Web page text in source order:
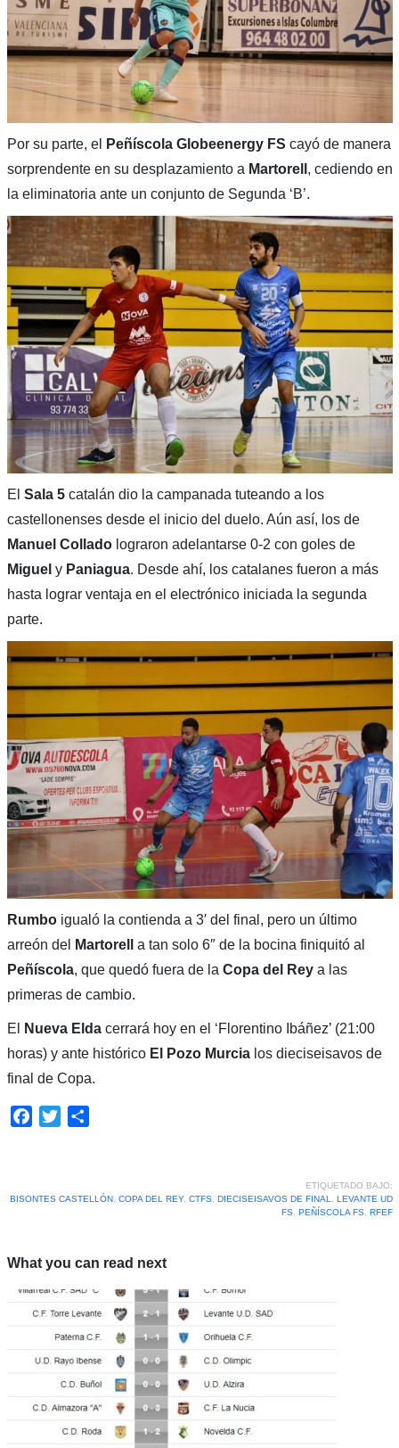
Por su parte, el Peñíscola Globeenergy FS cayó de manera
sorprendente en su desplazamiento a Martorell , cediendo en
la eliminatoria ante un conjunto de Segunda ‘B’.
El Sala 5 catalán dio la campanada tuteando a los
castellonenses desde el inicio del duelo. Aún así, los de
Manuel Collado lograron adelantarse 0-2 con goles de
Miguel y Paniagua. Desde ahí, los catalanes fueron a más
hasta lograr ventaja en el electrónico iniciada la segunda
parte.
Rumbo igualó la contienda a 3′ del final, pero un último
arreón del
Martorell a tan solo 6″ de la bocina finiquitó al
Peñíscola, que quedó fuera de la Copa del Reya las
primeras de cambio.
El Nueva Elda cerrará hoy en el ‘Florentino Ibáñez’ (21:00
horas) y ante histórico El Pozo Murcialos dieciseisavos de
final de Copa.
Facebook
Twitter
ETIQUETADO BAJO:
BISONTES CASTELLÓN, COPA DEL REY, CTFS, DIECISEISAVOS DE FINAL
LEVANTE UD
FS, PEÑÍSCOLA FS, RFEF
What you can read next